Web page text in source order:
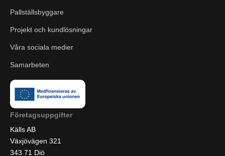
Pallställsbyggare
Projekt och kundlösningar
Våra sociala medier
Samarbeten
Företagsuppgifter
Källs AB
Växjövägen 321
343 71 Diö